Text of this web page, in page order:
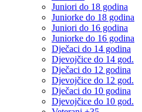
Juniori do 18 godina
Juniorke do 18 godina
Juniori do 16 godina
Juniorke do 16 godina
Dječaci do 14 godina
Djevojčice do 14 god.
Dječaci do 12 godina
Djevojčice do 12 god.
Dječaci do 10 godina
Djevojčice do 10 god.